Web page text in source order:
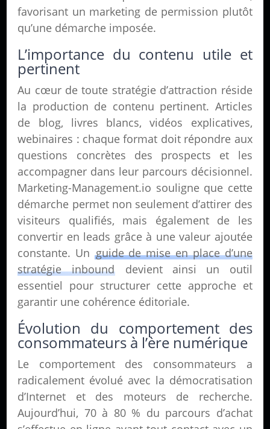
favorisant un marketing de permission plutôt
qu’une démarche imposée.
L’importance du contenu utile et
pertinent
Au cœur de toute stratégie d’attraction réside
la production de contenu pertinent. Articles
de blog, livres blancs, vidéos explicatives,
webinaires : chaque format doit répondre aux
questions concrètes des prospects et les
accompagner dans leur parcours décisionnel.
Marketing-Management.io souligne que cette
démarche permet non seulement d’attirer des
visiteurs qualifiés, mais également de les
convertir en leads grâce à une valeur ajoutée
constante. Unguide de mise en place d’une
stratégie inbound devient ainsi un outil
essentiel pour structurer cette approche et
garantir une cohérence éditoriale.
Évolution du comportement des
consommateurs à l’ère numérique
Le comportement des consommateurs a
radicalement évolué avec la démocratisation
d’Internet et des moteurs de recherche.
Aujourd’hui, 70 à 80 % du parcours d’achat